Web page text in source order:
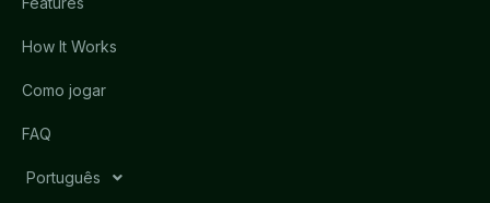
How It Works
Como jogar
FAQ
Português